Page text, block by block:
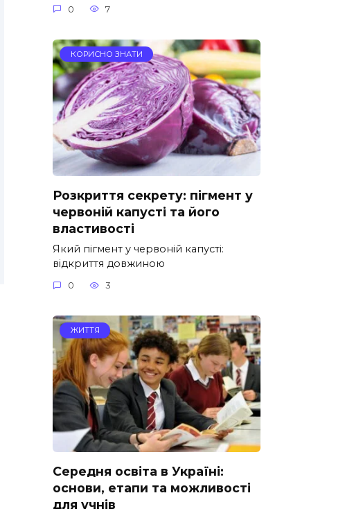
0 7
КОРИСНО ЗНАТИ
Розкриття секрету: пігмент у
червоній капусті та його
властивості
Який пігмент у червоній капусті:
відкриття довжиною
0 3
ЖИТТЯ
Середня освіта в Україні:
основи, етапи та можливості
для учнів